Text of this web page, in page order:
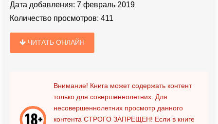
Дата добавления: 7 февраль 2019
Количество просмотров: 411
ЧИТАТЬ ОНЛАЙН
Внимание! Книга может содержать контент
только для совершеннолетних. Для
несовершеннолетних просмотр данного
контента СТРОГО ЗАПРЕЩЕН! Если в книге